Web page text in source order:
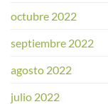
octubre 2022
septiembre 2022
agosto 2022
julio 2022